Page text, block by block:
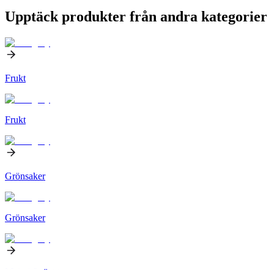
Upptäck produkter från andra kategorier
Frukt
Frukt
Grönsaker
Grönsaker